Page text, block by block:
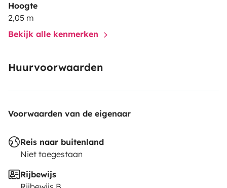
Hoogte
2,05 m
Bekijk alle kenmerken
Huurvoorwaarden
Voorwaarden van de eigenaar
Reis naar buitenland
Niet toegestaan
Rijbewijs